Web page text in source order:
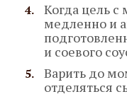
Когда цель с
медленно и
и соевого
Варить до
отделяться